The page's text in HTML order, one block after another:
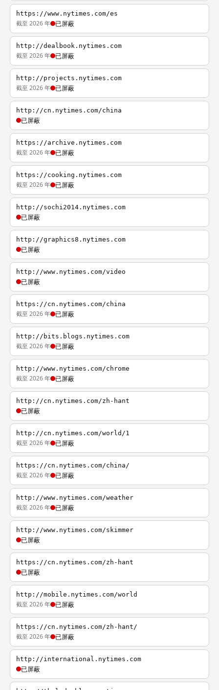
https://www.nytimes.com/es
截至 2026 年 已屏蔽
http://dealbook.nytimes.com
截至 2026 年 已屏蔽
http://projects.nytimes.com
截至 2026 年 已屏蔽
http://cn.nytimes.com/china
已屏蔽
https://archive.nytimes.com
截至 2026 年 已屏蔽
https://cooking.nytimes.com
截至 2026 年 已屏蔽
http://sochi2014.nytimes.com
已屏蔽
http://graphics8.nytimes.com
已屏蔽
http://www.nytimes.com/video
已屏蔽
https://cn.nytimes.com/china
截至 2026 年 已屏蔽
http://bits.blogs.nytimes.com
截至 2026 年 已屏蔽
http://www.nytimes.com/chrome
截至 2026 年 已屏蔽
http://cn.nytimes.com/zh-hant
已屏蔽
http://cn.nytimes.com/world/1
截至 2026 年 已屏蔽
https://cn.nytimes.com/china/
截至 2026 年 已屏蔽
http://www.nytimes.com/weather
截至 2026 年 已屏蔽
http://www.nytimes.com/skimmer
已屏蔽
https://cn.nytimes.com/zh-hant
已屏蔽
http://mobile.nytimes.com/world
截至 2026 年 已屏蔽
https://cn.nytimes.com/zh-hant/
截至 2026 年 已屏蔽
http://international.nytimes.com
已屏蔽